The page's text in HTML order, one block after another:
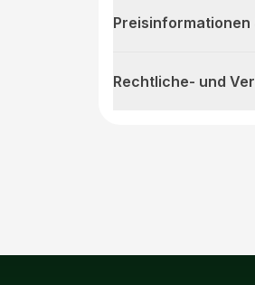
Preisinformationen
Rechtliche- und